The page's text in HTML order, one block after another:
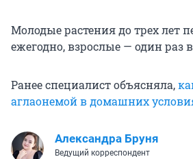
Молодые растения до трех лет
ежегодно, взрослые — один раз
Ранее специалист объясняла,
аглаонемой в домашних
Александра Бруня
Ведущий корреспондент